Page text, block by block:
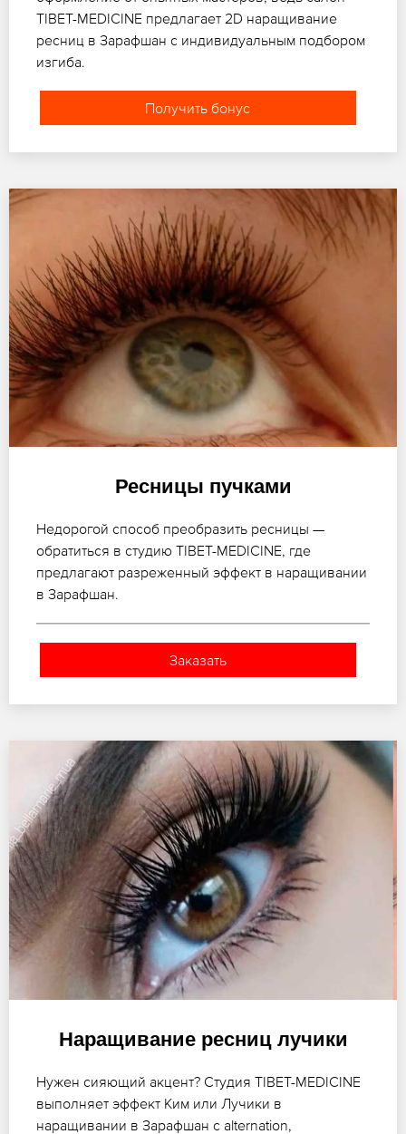
TIBET-MEDICINE предлагает 2D наращивание
ресниц в Зарафшан с индивидуальным подбором
изгиба.
Получить бонус
Ресницы пучками
Недорогой способ преобразить ресницы —
обратиться в студию TIBET-MEDICINE, где
предлагают разреженный эффект в наращивании
в Зарафшан.
Заказать
Наращивание ресниц лучики
Нужен сияющий акцент? Студия TIBET-MEDICINE
выполняет эффект Ким или Лучики в
наращивании в Зарафшан с alternation,